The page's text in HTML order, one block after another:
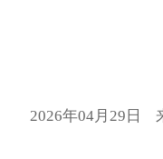
2026年04月29日